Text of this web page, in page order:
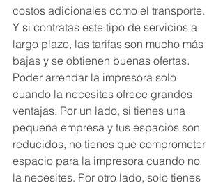
costos adicionales como el transporte.
Y si contratas este tipo de servicios a
largo plazo, las tarifas son mucho más
bajas y se obtienen buenas ofertas.
Poder arrendar la impresora solo
cuando la necesites ofrece grandes
ventajas. Por un lado, si tienes una
pequeña empresa y tus espacios son
reducidos, no tienes que comprometer
espacio para la impresora cuando no
la necesites. Por otro lado, solo tienes